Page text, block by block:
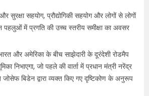
सुरक्षा सहयोग, प्रौद्योगिकी सहयोग और लोगों से लोगों
पहलुओं में प्रगति की उच्च स्तरीय समीक्षा का अवसर
और अमेरिका के बीच साझेदारी के दूरंदेशी रोडमैप
निभाएगा, जो पहले की वार्ता में प्रधान मंत्री नरेंद्र
जोसेफ बिडेन द्वारा व्यक्त किए गए दृष्टिकोण के अनुरूप